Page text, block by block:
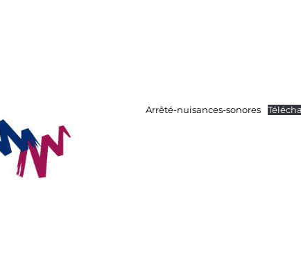
Arrêté-nuisances-sonores